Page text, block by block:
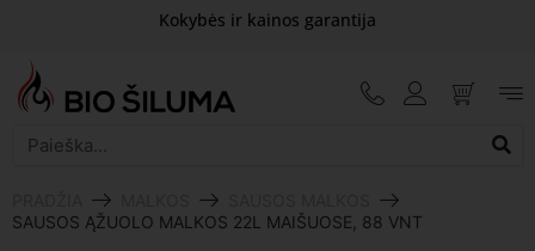
Kokybės ir kainos garantija
SAUSOS ĄŽUOLO MALKOS 22L MAIŠUOSE, 88 VNT